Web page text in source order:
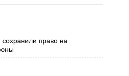
право на